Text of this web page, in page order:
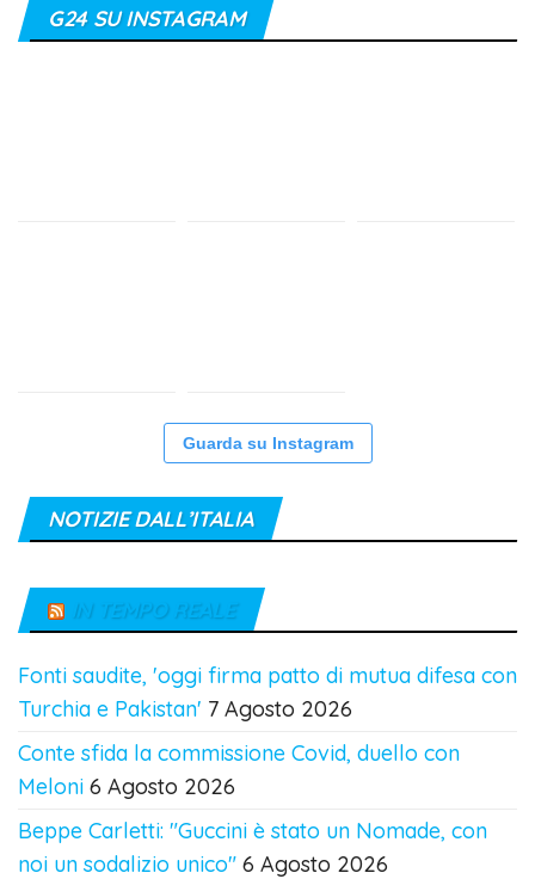
G24 SU INSTAGRAM
Guarda su Instagram
NOTIZIE DALL’ITALIA
IN TEMPO REALE
Fonti saudite, 'oggi firma patto di mutua difesa con
Turchia e Pakistan' 7 Agosto 2026
Conte sfida la commissione Covid, duello con
Meloni 6 Agosto 2026
Beppe Carletti: "Guccini è stato un Nomade, con
noi un sodalizio unico" 6 Agosto 2026